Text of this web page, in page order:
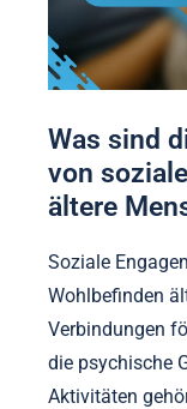
Was sind
von
ältere
Soziale
Wohlbefinden
Verbindungen
die psychische
Aktivitäten